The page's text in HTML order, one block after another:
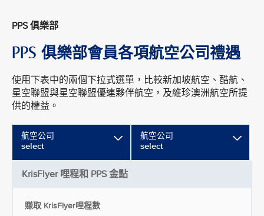
PPS 俱樂部
PPS 俱樂部會員各項航空公司禮遇
使用下表中的兩個下拉式選單，比較新加坡航空、酷航、
星空聯盟與星空聯盟優連夥伴航空，及維珍澳洲航空所提
供的權益。
航空公司
select
航空公司
select
KrisFlyer 哩程和 PPS 金點
賺取 KrisFlyer哩程數